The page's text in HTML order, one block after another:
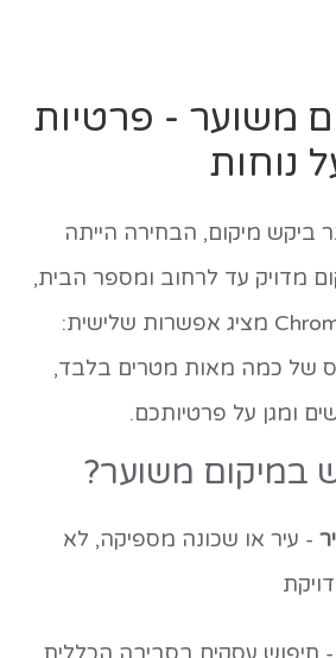
משוער - פרטיות
נוחות
ביקש מיקום, הבחירה הייתה
מדויק עד לרחוב ומספר הבית,
של כמה מאות מטרים בלבד,
ומגן על פרטיותכם.
במיקום משוער?
- עיר או שכונה מספיקה, לא